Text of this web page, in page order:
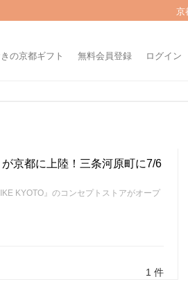
京
の京都ギフト 無料会員登録 ログイン
京都に上陸！三条河原町に7/6
KYOTO』のコンセプトストアがオープ
1 件